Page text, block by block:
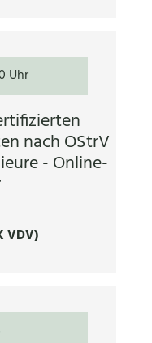
Uhr
nach OStrV
- Online-
VDV)